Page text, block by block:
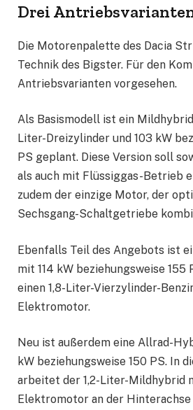
Drei
Die Motorenpalette des Dacia
Technik des Bigster. Für den
Antriebsvarianten vorgesehen.
Als Basismodell ist ein
Liter-Dreizylinder und 103 kW
PS geplant. Diese Version soll
als auch mit Flüssiggas-Betrieb
zudem der einzige Motor, der
Sechsgang-Schaltgetriebe
Ebenfalls Teil des Angebots ist
mit 114 kW beziehungsweise 155
einen 1,8-Liter-Vierzylinder-
Elektromotor.
Neu ist außerdem eine Allrad-
kW beziehungsweise 150 PS. In
arbeitet der 1,2-Liter-Mildhybrid
Elektromotor an der Hinterachse